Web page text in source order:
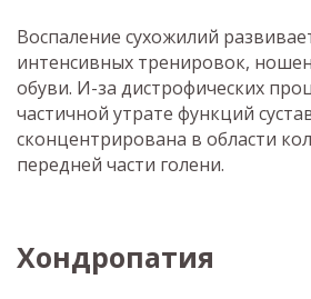
Воспаление сухожилий
интенсивных тренировок,
обуви. И-за дистрофических
частичной утрате функций
сконцентрирована в области
передней части голени.
Хондропатия